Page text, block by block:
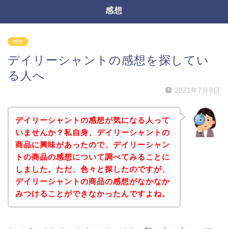
感想
感想
デイリーシャントの感想を探してい
る人へ
2021年7月8日
デイリーシャントの感想が気になる人って
いませんか？私自身、デイリーシャントの
商品に興味があったので、デイリーシャン
トの商品の感想について調べてみることに
しました。ただ、色々と探したのですが、
デイリーシャントの商品の感想がなかなか
みつけることができなかったんですよね。